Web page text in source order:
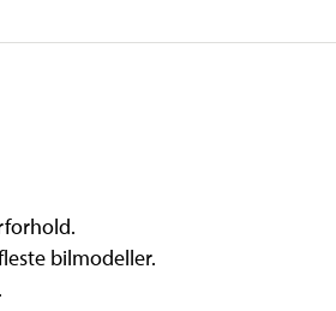
bilmodeller.